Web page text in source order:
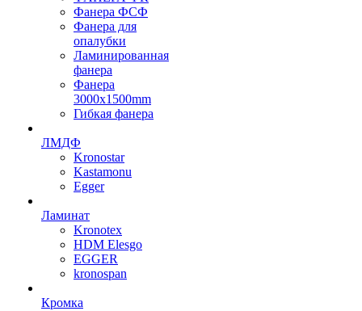
Фанера ФСФ
Фанера для
опалубки
Ламинированная
фанера
Фанера
3000х1500mm
Гибкая фанера
ЛМДФ
Kronostar
Kastamonu
Egger
Ламинат
Kronotex
HDM Elesgo
EGGER
kronospan
Кромка